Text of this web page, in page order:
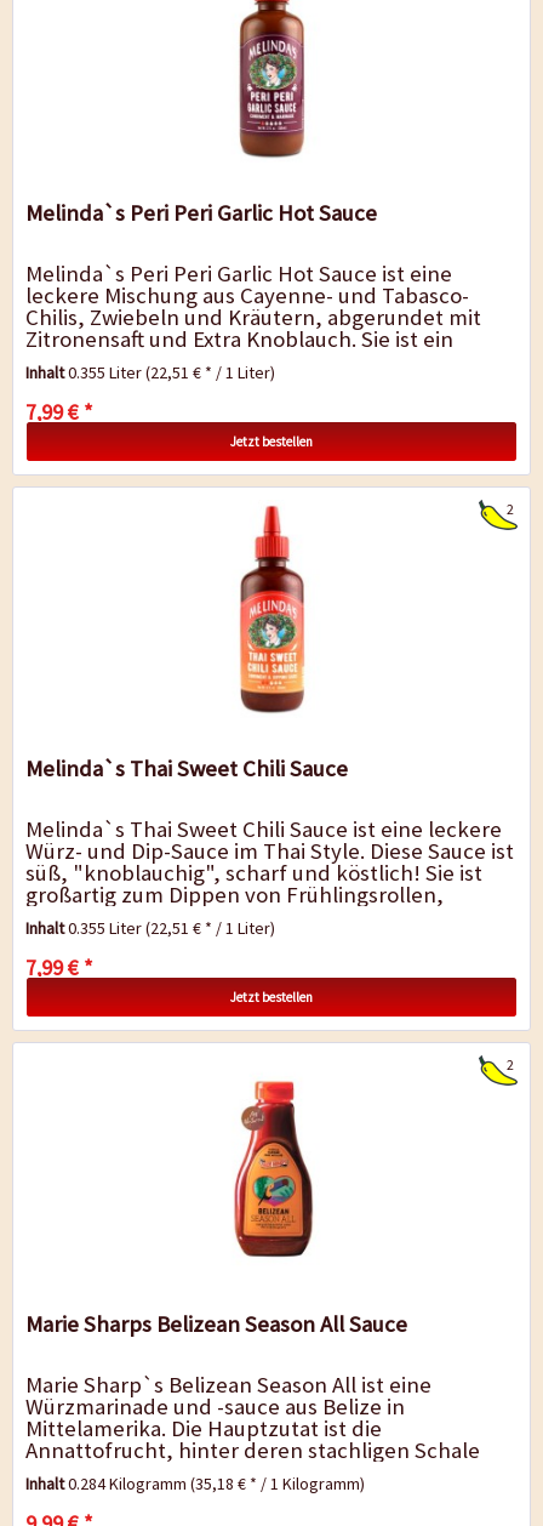
Melinda`s Peri Peri Garlic Hot Sauce
Melinda`s Peri Peri Garlic Hot Sauce ist eine
leckere Mischung aus Cayenne- und Tabasco-
Chilis, Zwiebeln und Kräutern, abgerundet mit
Zitronensaft und Extra Knoblauch. Sie ist ein
unglaublich vielseitige Sauce, die genauso als...
Inhalt0.355 Liter(22,51 € * / 1 Liter)
7,99 € *
Jetzt bestellen
2
Melinda`s Thai Sweet Chili Sauce
Melinda`s Thai Sweet Chili Sauce ist eine leckere
Würz- und Dip-Sauce im Thai Style. Diese Sauce ist
süß, "knoblauchig", scharf und köstlich! Sie ist
großartig zum Dippen von Frühlingsrollen,
gebratenem...
Inhalt0.355 Liter(22,51 € * / 1 Liter)
7,99 € *
Jetzt bestellen
2
Marie Sharps Belizean Season All Sauce
Marie Sharp`s Belizean Season All ist eine
Würzmarinade und -sauce aus Belize in
Mittelamerika. Die Hauptzutat ist die
Annattofrucht, hinter deren stachligen Schale
sich die ziegelroten Samen verbergen, die jedem
Gericht nicht...
Inhalt0.284 Kilogramm(35,18 € * / 1 Kilogramm)